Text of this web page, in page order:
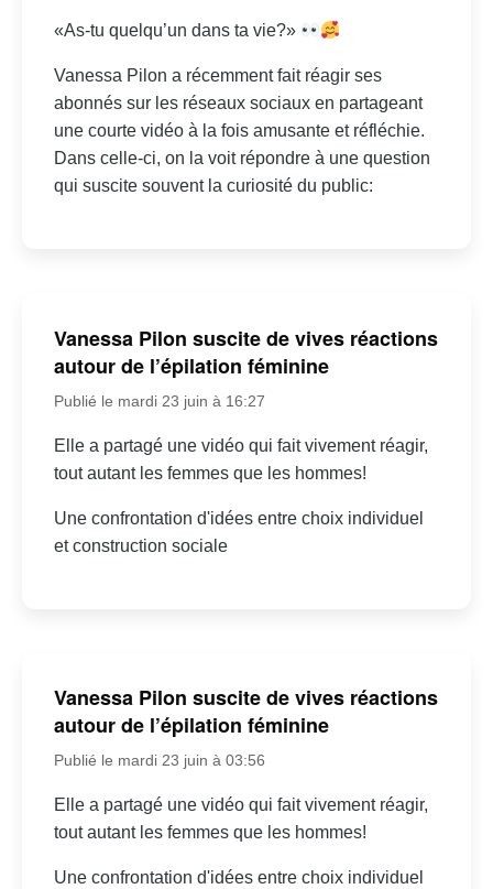
«As-tu quelqu’un dans ta vie?»
Vanessa Pilon a récemment fait réagir ses
abonnés sur les réseaux sociaux en partageant
une courte vidéo à la fois amusante et réfléchie.
Dans celle-ci, on la voit répondre à une question
qui suscite souvent la curiosité du public:
Vanessa Pilon suscite de vives réactions
autour de l’épilation féminine
Publié le mardi 23 juin à 16:27
Elle a partagé une vidéo qui fait vivement réagir,
tout autant les femmes que les hommes!
Une confrontation d'idées entre choix individuel
et construction sociale
Vanessa Pilon suscite de vives réactions
autour de l’épilation féminine
Publié le mardi 23 juin à 03:56
Elle a partagé une vidéo qui fait vivement réagir,
tout autant les femmes que les hommes!
Une confrontation d'idées entre choix individuel